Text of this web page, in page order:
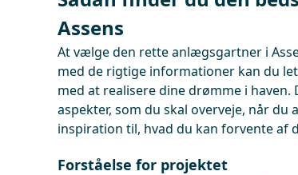
Assens
At vælge den rette anlægsgartner i
med de rigtige informationer kan du
med at realisere dine drømme i
aspekter, som du skal overveje, når
inspiration til, hvad du kan forvente af
Forståelse for projektet